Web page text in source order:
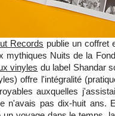
Records publie un coffret
mythiques Nuits de la
vinyles du label Shandar
offre l'intégralité
auxquelles
n'avais pas dix-huit ans.